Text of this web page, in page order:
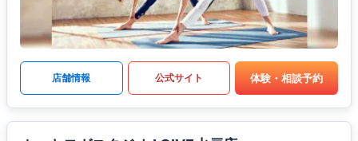
店舗情報 公式サイト 体験・相談予約